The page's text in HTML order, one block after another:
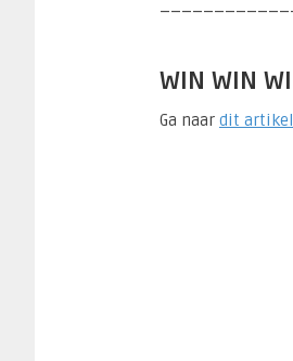
WIN WIN
Ga naar dit artikel